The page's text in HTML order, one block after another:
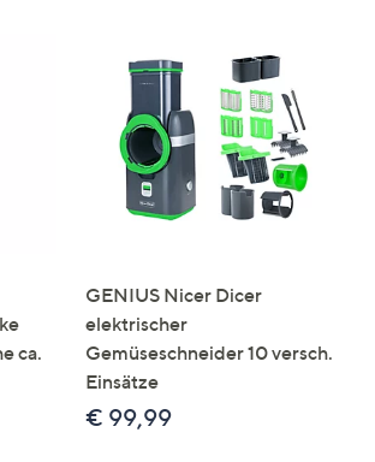
ca.
GENIUS Nicer Dicer
elektrischer
Gemüseschneider 10 versch.
Einsätze
€ 99,99